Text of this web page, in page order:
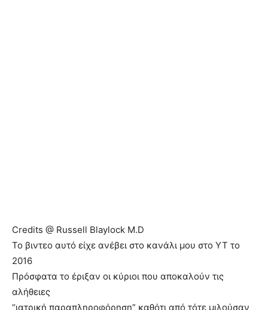
Credits @ Russell Blaylock M.D
Το βιντεο αυτό είχε ανέβει στο κανάλι μου στο ΥΤ το
2016
Πρόσφατα το έριξαν οι κύριοι που αποκαλούν τις
αλήθειες
“ιατρική παραπληροφόρηση” καθότι από τότε μιλούσαν